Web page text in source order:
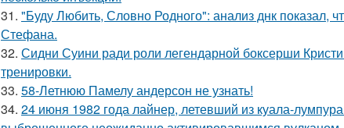
31. "Буду Любить, Словно Родного": анализ днк показал,
Стефана.
32. Сидни Суини ради роли легендарной боксерши
тренировки.
33. 58-Летнюю Памелу андерсон не узнать!
34. 24 июня 1982 года лайнер, летевший из куала-